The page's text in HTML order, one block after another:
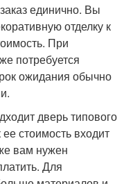
единично. Вы
отделку к
При
потребуется
ожидания обычно
дверь типового
стоимость входит
вам нужен
Для